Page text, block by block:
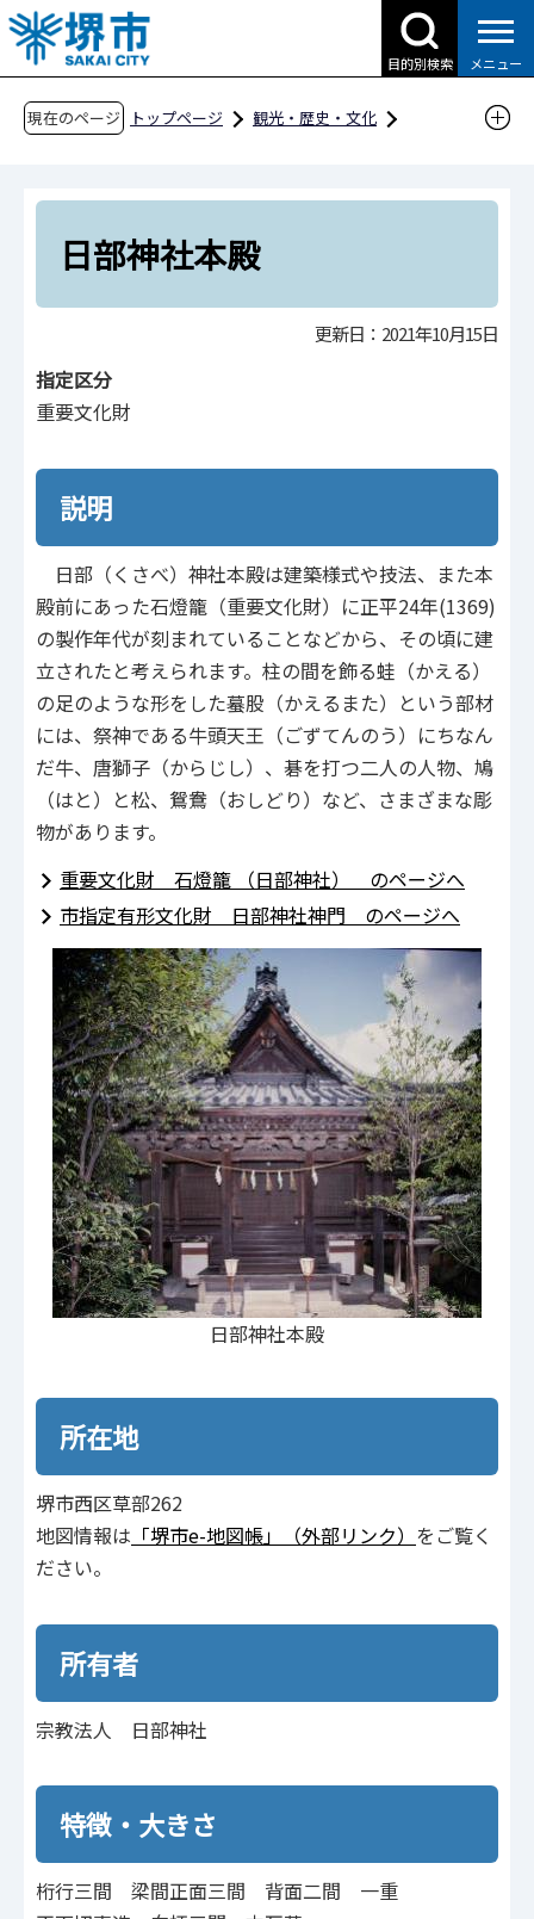
こ
の
ペ
目的別検索 メニュー
現在のページ トップページ
観光・歴史・文化
文化財紹介ページ
分野別
建造物
日部神社本殿
日部神社本殿
更新日：2021年10月15日
指定区分
重要文化財
説明
日部（くさべ）神社本殿は建築様式や技法、また本
殿前にあった石燈籠（重要文化財）に正平24年(1369)
の製作年代が刻まれていることなどから、その頃に建
立されたと考えられます。柱の間を飾る蛙（かえる）
の足のような形をした蟇股（かえるまた）という部材
には、祭神である牛頭天王（ごずてんのう）にちなん
だ牛、唐獅子（からじし）、碁を打つ二人の人物、鳩
（はと）と松、鴛鴦（おしどり）など、さまざまな彫
物があります。
重要文化財 石燈籠 （日部神社） のページへ
市指定有形文化財 日部神社神門 のページへ
日部神社本殿
所在地
堺市西区草部262
地図情報は 「堺市e-地図帳」（外部リンク） をご覧く
ださい。
所有者
宗教法人 日部神社
特徴・大きさ
桁行三間 梁間正面三間 背面二間 一重